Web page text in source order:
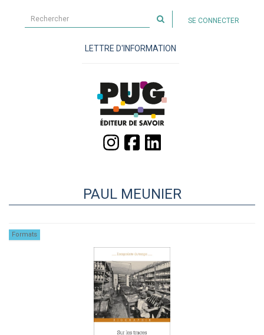
sur
site
SE CONNECTER
LETTRE D'INFORMATION
PAUL MEUNIER
Formats